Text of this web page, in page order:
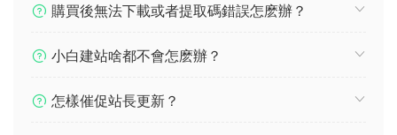
購買後無法下載或者提取碼錯誤怎麽辦？
小白建站啥都不會怎麽辦？
怎樣催促站長更新？